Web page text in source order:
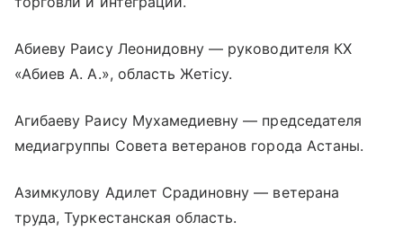
Абиеву Раису Леонидовну — руководителя КХ
«Абиев А. А.», область Жетісу.
Агибаеву Раису Мухамедиевну — председателя
медиагруппы Совета ветеранов города Астаны.
Азимкулову Адилет Срадиновну — ветерана
труда, Туркестанская область.